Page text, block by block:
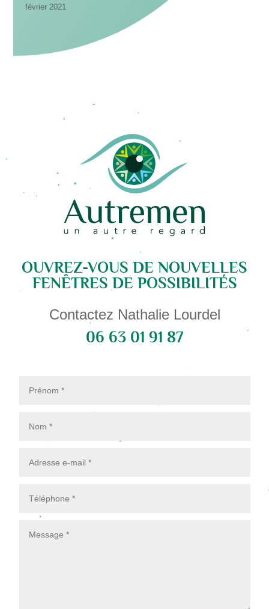
février 2021
OUVREZ-VOUS DE NOUVELLES
FENÊTRES DE POSSIBILITÉS
Contactez Nathalie Lourdel
06 63 01 91 87